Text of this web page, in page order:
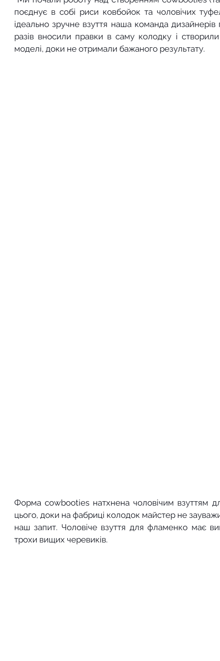
поєднує в собі риси ковбойок та чоловічих
ідеально зручне взуття наша команда дизайнерів
разів вносили правки в саму колодку і
моделі, доки не отримали бажаного результату.
Форма cowbooties натхнена чоловічим взуттям
цього, доки на фабриці колодок майстер не
наш запит. Чоловіче взуття для фламенко має
трохи вищих черевиків.